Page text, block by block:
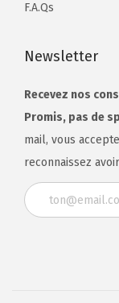
F.A.Qs
Newsletter
Recevez nos
Promis, pas de
mail, vous
reconnaissez